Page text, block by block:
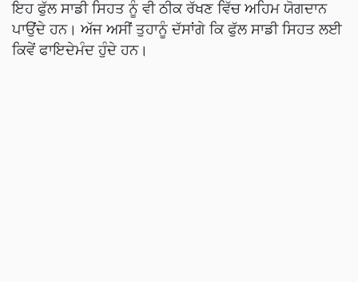
ਇਹ ਫੁੱਲ ਸਾਡੀ ਸਿਹਤ ਨੂੰ ਵੀ ਠੀਕ ਰੱਖਣ ਵਿੱਚ ਅਹਿਮ ਯੋਗਦਾਨ
ਪਾਉਂਦੇ ਹਨ। ਅੱਜ ਅਸੀਂ ਤੁਹਾਨੂੰ ਦੱਸਾਂਗੇ ਕਿ ਫੁੱਲ ਸਾਡੀ ਸਿਹਤ ਲਈ
ਕਿਵੇਂ ਫਾਇਦੇਮੰਦ ਹੁੰਦੇ ਹਨ।